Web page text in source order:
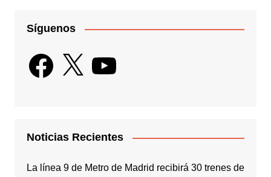
Síguenos
Facebook
X YouTube
Noticias Recientes
La línea 9 de Metro de Madrid recibirá 30 trenes de